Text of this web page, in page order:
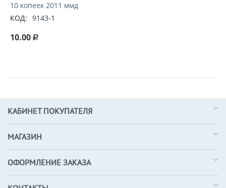
10 копеек 2011 ммд
КОД: 9143-1
10.00 Р
КАБИНЕТ ПОКУПАТЕЛЯ
МАГАЗИН
ОФОРМЛЕНИЕ ЗАКАЗА